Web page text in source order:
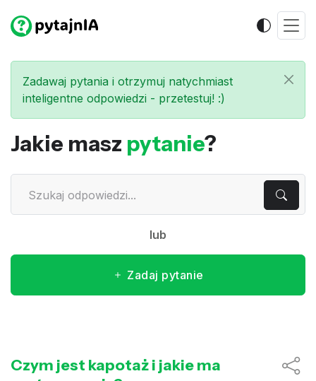
Zadawaj pytania i otrzymuj natychmiast
inteligentne odpowiedzi - przetestuj! :)
Jakie masz pytanie?
lub
Zadaj pytanie
Czym jest kapotaż i jakie ma